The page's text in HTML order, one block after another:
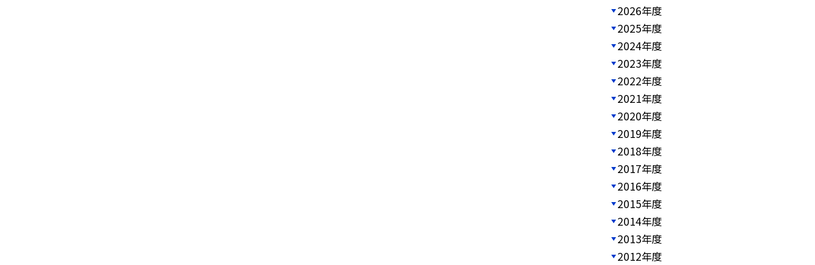
2026年度
2025年度
2024年度
2023年度
2022年度
2021年度
2020年度
2019年度
2018年度
2017年度
2016年度
2015年度
2014年度
2013年度
2012年度